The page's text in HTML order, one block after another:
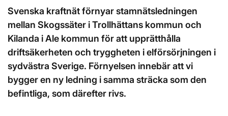
Svenska kraftnät förnyar stamnätsledningen
mellan Skogssäter i Trollhättans kommun och
Kilanda i Ale kommun för att upprätthålla
driftsäkerheten och tryggheten i elförsörjningen i
sydvästra Sverige. Förnyelsen innebär att vi
bygger en ny ledning i samma sträcka som den
befintliga, som därefter rivs.